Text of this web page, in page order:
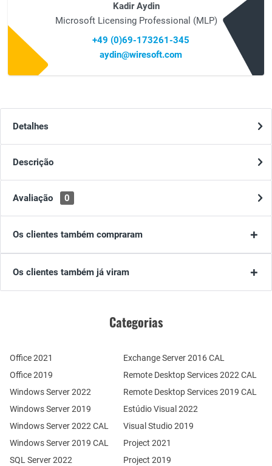
Kadir Aydin
Microsoft Licensing Professional (MLP)
+49 (0)69-173261-345
aydin@wiresoft.com
Detalhes
Descrição
Avaliação 0
Os clientes também compraram
Os clientes também já viram
Categorias
Office 2021
Office 2019
Windows Server 2022
Windows Server 2019
SQL Server 2022
Windows Server 2022 CAL
Windows Server 2019 CAL
Remote Desktop Services 2022 CAL
Remote Desktop Services 2019 CAL
Exchange Server 2016 CAL
Estúdio Visual 2022
Visual Studio 2019
Project 2021
Project 2019